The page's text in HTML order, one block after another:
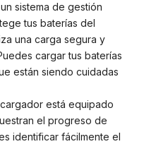
sistema de gestión
tus baterías del
una carga segura y
cargar tus baterías
están siendo cuidadas
está equipado
el progreso de
identificar fácilmente el